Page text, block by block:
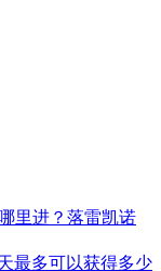
里进？落雷凯诺
最多可以获得多少